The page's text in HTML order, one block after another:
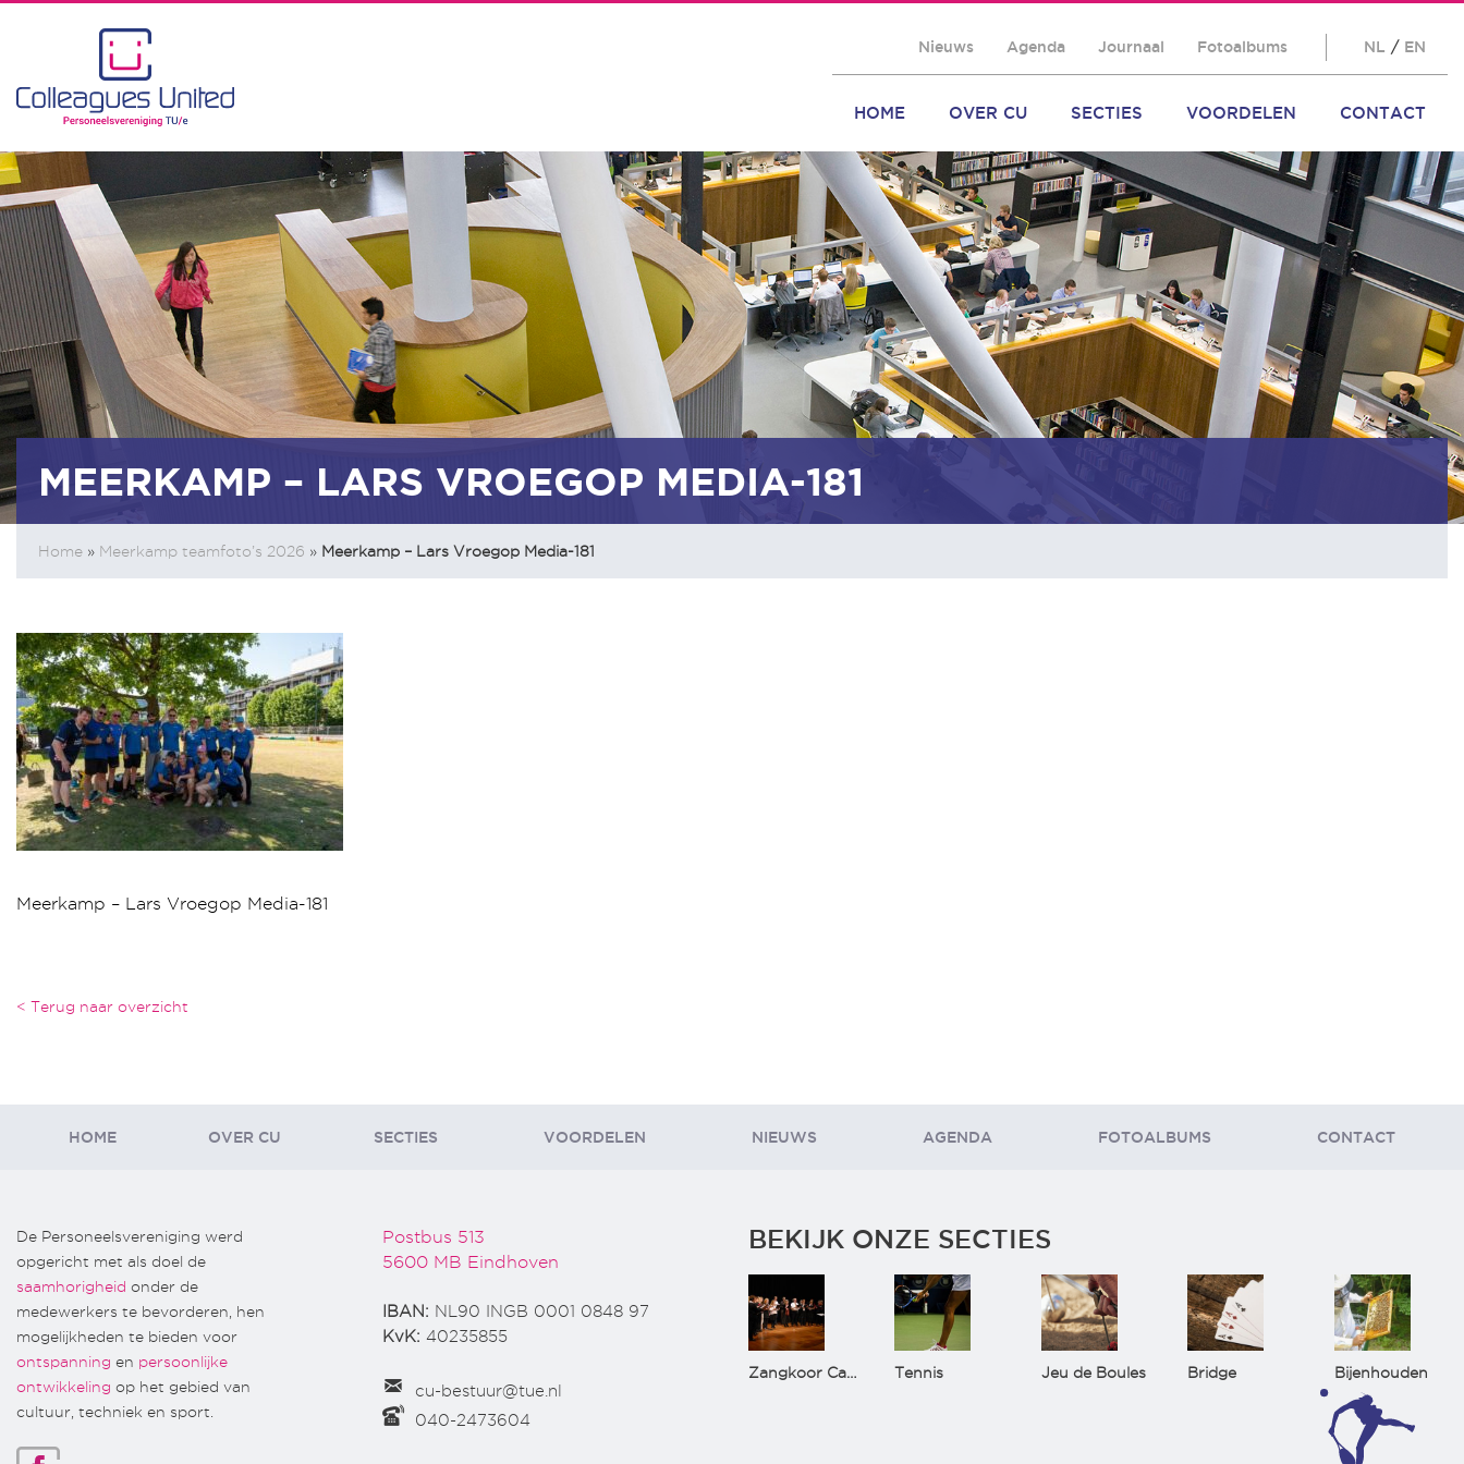
Nieuws Agenda Journaal Fotoalbums NL / EN
HOME OVER CU SECTIES VOORDELEN CONTACT
MEERKAMP – LARS VROEGOP MEDIA-181
Home » Meerkamp teamfoto’s 2026 » Meerkamp – Lars Vroegop Media-181
Meerkamp – Lars Vroegop Media-181
< Terug naar overzicht
HOME OVER CU SECTIES VOORDELEN NIEUWS AGENDA FOTOALBUMS CONTACT
De Personeelsvereniging werd
opgericht met als doel de
saamhorigheid onder de
medewerkers te bevorderen, hen
mogelijkheden te bieden voor
ontspanning en persoonlijke
ontwikkeling op het gebied van
cultuur, techniek en sport.
Postbus 513
5600 MB Eindhoven
IBAN: NL90 INGB 0001 0848 97
KvK: 40235855
cu-bestuur@tue.nl
040-2473604
BEKIJK ONZE SECTIES
Zangkoor CantaTu Tennis Jeu de Boules Bridge Bijenhouden